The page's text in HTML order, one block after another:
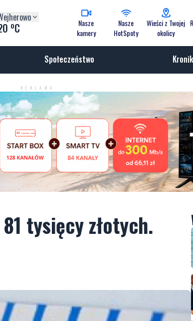
oC
Nasze
kamery
Nasze
HotSpoty
Wieści z Twojej
okolicy
Społeczeństwo
REKLAMA
tysięcy złotych.